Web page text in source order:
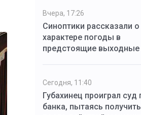
Вчера, 17:26
Синоптики рассказали о
характере погоды в
предстоящие выходные
Сегодня, 11:40
Губахинец проиграл суд
банка, пытаясь